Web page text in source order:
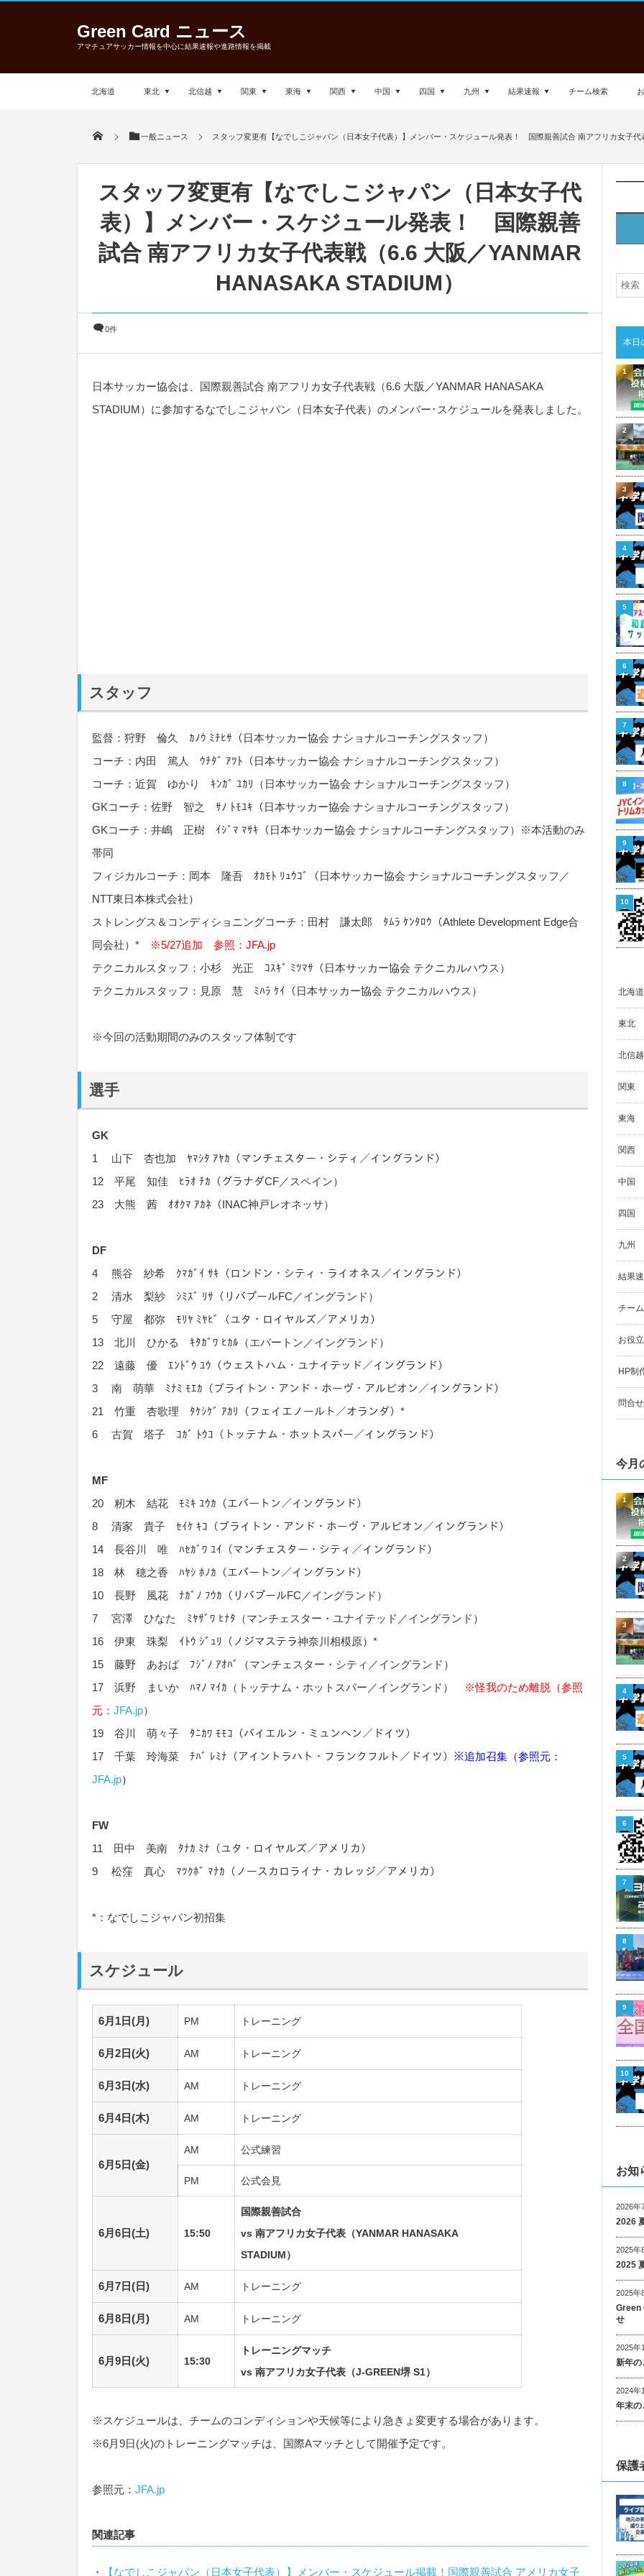
Green Card ニュース
アマチュアサッカー情報を中心に結果速報や進路情報を掲載
北海道 東北 北信越 関東 東海 関西 中国 四国 九州 結果速報 チーム検索
一般ニュース スタッフ変更有【なでしこジャパン（日本女子代表）】メンバー・スケジュール発表！ 国際親善試合 南アフリカ女子代
スタッフ変更有【なでしこジャパン（日本女子代
表）】メンバー・スケジュール発表！ 国際親善
試合 南アフリカ女子代表戦（6.6 大阪／YANMAR
HANASAKA STADIUM）
0件
日本サッカー協会は、国際親善試合 南アフリカ女子代表戦（6.6 大阪／YANMAR HANASAKA
STADIUM）に参加するなでしこジャパン（日本女子代表）のメンバー･スケジュールを発表しました。
スタッフ
監督：狩野 倫久 ｶﾉｳ ﾐﾁﾋｻ（日本サッカー協会 ナショナルコーチングスタッフ）
コーチ：内田 篤人 ｳﾁﾀﾞ ｱﾂﾄ（日本サッカー協会 ナショナルコーチングスタッフ）
コーチ：近賀 ゆかり ｷﾝｶﾞ ﾕｶﾘ（日本サッカー協会 ナショナルコーチングスタッフ）
GKコーチ：佐野 智之 ｻﾉ ﾄﾓﾕｷ（日本サッカー協会 ナショナルコーチングスタッフ）
GKコーチ：井嶋 正樹 ｲｼﾞﾏ ﾏｻｷ（日本サッカー協会 ナショナルコーチングスタッフ）※本活動のみ
帯同
フィジカルコーチ：岡本 隆吾 ｵｶﾓﾄ ﾘｭｳｺﾞ（日本サッカー協会 ナショナルコーチングスタッフ／
NTT東日本株式会社）
ストレングス＆コンディショニングコーチ：田村 謙太郎 ﾀﾑﾗ ｹﾝﾀﾛｳ（Athlete Development Edge合
同会社）*
※5/27追加 参照： JFA.jp
テクニカルスタッフ：小杉 光正 ｺｽｷﾞ ﾐﾂﾏｻ（日本サッカー協会 テクニカルハウス）
テクニカルスタッフ：見原 慧 ﾐﾊﾗ ｹｲ（日本サッカー協会 テクニカルハウス）
※今回の活動期間のみのスタッフ体制です
選手
GK
1 山下 杏也加 ﾔﾏｼﾀ ｱﾔｶ（マンチェスター・シティ／イングランド）
12 平尾 知佳 ﾋﾗｵ ﾁｶ（グラナダCF／スペイン）
23 大熊 茜 ｵｵｸﾏ ｱｶﾈ（INAC神戸レオネッサ）
DF
4 熊谷 紗希 ｸﾏｶﾞｲ ｻｷ（ロンドン・シティ・ライオネス／イングランド）
2 清水 梨紗 ｼﾐｽﾞ ﾘｻ（リバプールFC／イングランド）
5 守屋 都弥 ﾓﾘﾔ ﾐﾔﾋﾞ（ユタ・ロイヤルズ／アメリカ）
13 北川 ひかる ｷﾀｶﾞﾜ ﾋｶﾙ（エバートン／イングランド）
22 遠藤 優 ｴﾝﾄﾞｳ ﾕｳ（ウェストハム・ユナイテッド／イングランド）
3 南 萌華 ﾐﾅﾐ ﾓｴｶ（ブライトン・アンド・ホーヴ・アルビオン／イングランド）
21 竹重 杏歌理 ﾀｹｼｹﾞ ｱｶﾘ（フェイエノールト／オランダ）*
6 古賀 塔子 ｺｶﾞ ﾄｳｺ（トッテナム・ホットスパー／イングランド）
MF
20 籾木 結花 ﾓﾐｷ ﾕｳｶ（エバートン／イングランド）
8 清家 貴子 ｾｲｹ ｷｺ（ブライトン・アンド・ホーヴ・アルビオン／イングランド）
14 長谷川 唯 ﾊｾｶﾞﾜ ﾕｲ（マンチェスター・シティ／イングランド）
18 林 穂之香 ﾊﾔｼ ﾎﾉｶ（エバートン／イングランド）
10 長野 風花 ﾅｶﾞﾉ ﾌｳｶ（リバプールFC／イングランド）
7 宮澤 ひなた ﾐﾔｻﾞﾜ ﾋﾅﾀ（マンチェスター・ユナイテッド／イングランド）
16 伊東 珠梨 ｲﾄｳ ｼﾞｭﾘ（ノジマステラ神奈川相模原）*
15 藤野 あおば ﾌｼﾞﾉ ｱｵﾊﾞ（マンチェスター・シティ／イングランド）
17 浜野 まいか ﾊﾏﾉ ﾏｲｶ（トッテナム・ホットスパー／イングランド）
※怪我のため離脱（参照
元： JFA.jp）
19 谷川 萌々子 ﾀﾆｶﾜ ﾓﾓｺ（バイエルン・ミュンヘン／ドイツ）
17 千葉 玲海菜 ﾁﾊﾞ ﾚﾐﾅ（アイントラハト・フランクフルト／ドイツ） ※追加召集（参照元：
JFA.jp）
FW
11 田中 美南 ﾀﾅｶ ﾐﾅ（ユタ・ロイヤルズ／アメリカ）
9 松窪 真心 ﾏﾂｸﾎﾞ ﾏﾅｶ（ノースカロライナ・カレッジ／アメリカ）
*：なでしこジャパン初招集
スケジュール
6月1日(月) PM トレーニング
6月2日(火) AM トレーニング
6月3日(水) AM トレーニング
6月4日(木) AM トレーニング
6月5日(金)
AM 公式練習
PM 公式会見
6月6日(土) 15:50
国際親善試合
vs 南アフリカ女子代表（YANMAR HANASAKA
STADIUM）
6月7日(日) AM トレーニング
6月8日(月) AM トレーニング
6月9日(火) 15:30
トレーニングマッチ
vs 南アフリカ女子代表（J-GREEN堺 S1）
※スケジュールは、チームのコンディションや天候等により急きょ変更する場合があります。
※6月9日(火)のトレーニングマッチは、国際Aマッチとして開催予定です。
参照元： JFA.jp
関連記事
・ 【なでしこジャパン（日本女子代表）】メンバー・スケジュール掲載！国際親善試合 アメリカ女子
本日
1
2
3
4
5
6
7
8
9
10
北海道
東北
北信越
関東
東海
関西
中国
四国
九州
結果
チー
お役
HP制
問合せ
今月
1
2
3
4
5
6
7
8
9
10
お知
2026年
2026
2025年
2025
2025年
Green
せ
2025年
新年の
2024年
年末の
保護